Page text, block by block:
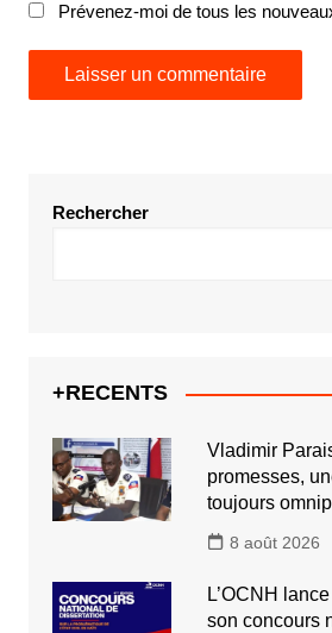
Prévenez-moi de tous les
Rechercher
+RECENTS
Vladimir
promesses,
toujours
8 août 2026
L’OCNH
son concours